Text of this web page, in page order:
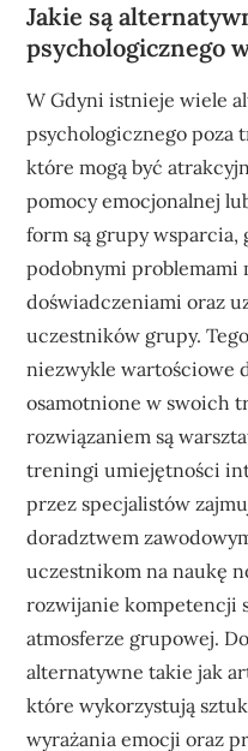
Jakie są
psychologicznego
W Gdyni istnieje wiele
psychologicznego poza
które mogą być
pomocy emocjonalnej
form są grupy wsparcia,
podobnymi problemami
doświadczeniami oraz
uczestników grupy.
niezwykle wartościowe
osamotnione w swoich
rozwiązaniem są
treningi umiejętności
przez specjalistów
doradztwem
uczestnikom na naukę
rozwijanie kompetencji
atmosferze grupowej.
alternatywne takie jak
które wykorzystują
wyrażania emocji oraz